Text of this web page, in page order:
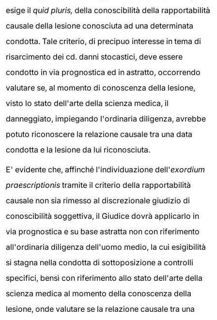
esige il quid pluris, della conoscibilità della rapportabilità
causale della lesione conosciuta ad una determinata
condotta. Tale criterio, di precipuo interesse in tema di
risarcimento dei cd. danni stocastici, deve essere
condotto in via prognostica ed in astratto, occorrendo
valutare se, al momento di conoscenza della lesione,
visto lo stato dell'arte della scienza medica, il
danneggiato, impiegando l'ordinaria diligenza, avrebbe
potuto riconoscere la relazione causale tra una data
condotta e la lesione da lui riconosciuta.
E' evidente che, affinché l'individuazione dell'exordium
praescriptionis tramite il criterio della rapportabilità
causale non sia rimesso al discrezionale giudizio di
conoscibilità soggettiva, il Giudice dovrà applicarlo in
via prognostica e su base astratta non con riferimento
all'ordinaria diligenza dell'uomo medio, la cui esigibilità
si stagna nella condotta di sottoposizione a controlli
specifici, bensì con riferimento allo stato dell'arte della
scienza medica al momento della conoscenza della
lesione, onde valutare se la relazione causale tra una